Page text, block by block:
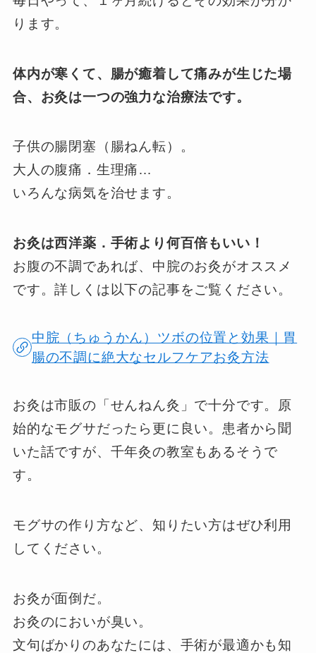
ります。
体内が寒くて、腸が癒着して痛みが生じた場
合、お灸は一つの強力な治療法です。
子供の腸閉塞（腸ねん転）。
大人の腹痛．生理痛…
いろんな病気を治せます。
お灸は西洋薬．手術より何百倍もいい！
お腹の不調であれば、中脘のお灸がオススメ
です。詳しくは以下の記事をご覧ください。
中脘（ちゅうかん）ツボの位置と効果｜胃
腸の不調に絶大なセルフケアお灸方法
お灸は市販の「せんねん灸」で十分です。原
始的なモグサだったら更に良い。患者から聞
いた話ですが、千年灸の教室もあるそうで
す。
モグサの作り方など、知りたい方はぜひ利用
してください。
お灸が面倒だ。
お灸のにおいが臭い。
文句ばかりのあなたには、手術が最適かも知